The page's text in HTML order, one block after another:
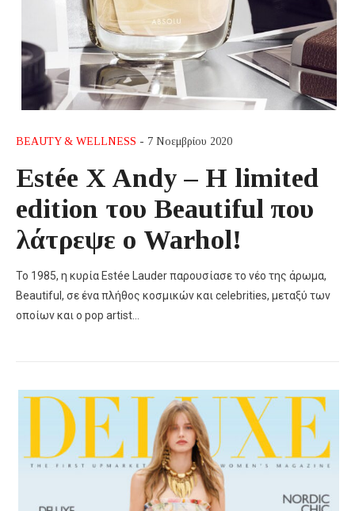
BEAUTY & WELLNESS - 7 Νοεμβρίου 2020
Estée X Andy – Η limited
edition του Beautiful που
λάτρεψε ο Warhol!
Το 1985, η κυρία Estée Lauder παρουσίασε το νέο της άρωμα,
Beautiful, σε ένα πλήθος κοσμικών και celebrities, μεταξύ των
οποίων και ο pop artist…